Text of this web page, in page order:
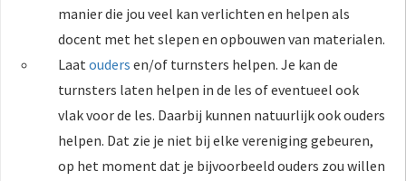
manier die jou veel kan verlichten en helpen als
docent met het slepen en opbouwen van materialen.
Laatouders en/of turnsters helpen. Je kan de
turnsters laten helpen in de les of eventueel ook
vlak voor de les. Daarbij kunnen natuurlijk ook ouders
helpen. Dat zie je niet bij elke vereniging gebeuren,
op het moment dat je bijvoorbeeld ouders zou willen